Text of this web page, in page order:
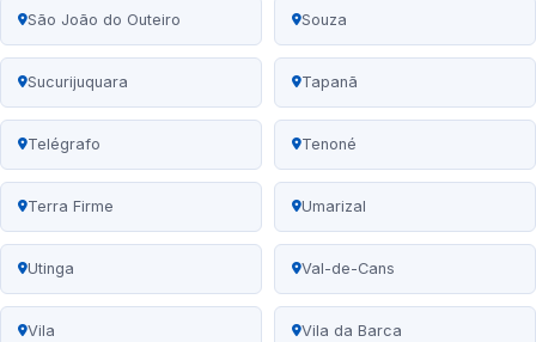
São João do Outeiro Souza
Sucurijuquara Tapanã
Telégrafo Tenoné
Terra Firme Umarizal
Utinga Val-de-Cans
Vila Vila da Barca